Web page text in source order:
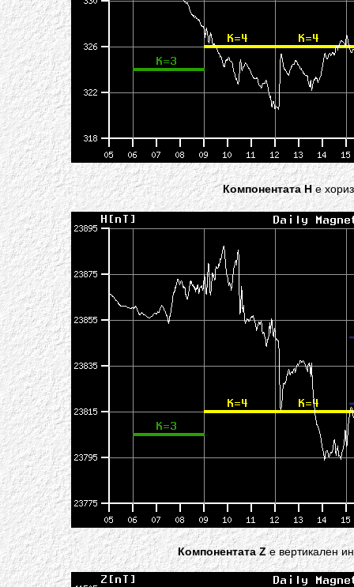
Компонентата H е
Компонентата Zе вертикален